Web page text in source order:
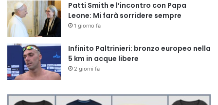
Patti Smith e l’incontro con Papa
Leone: Mi farà sorridere sempre
1 giorno fa
Infinito Paltrinieri: bronzo europeo nella
5 km in acque libere
2 giorni fa